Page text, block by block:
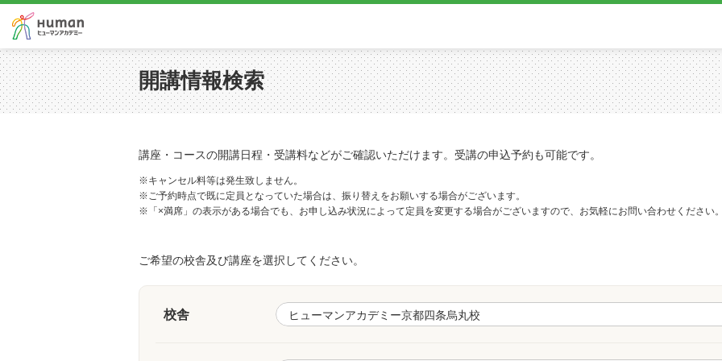
開講情報検索
講座・コースの開講日程・受講料などがご確認いただけます。受講の申込予約も可能です。
※キャンセル料等は発生致しません。
※ご予約時点で既に定員となっていた場合は、振り替えをお願いする場合がございます。
※「×満席」の表示がある場合でも、お申し込み状況によって定員を変更する場合がございますので、お気軽にお問い合わせください
ご希望の校舎及び講座を選択してください。
校舎